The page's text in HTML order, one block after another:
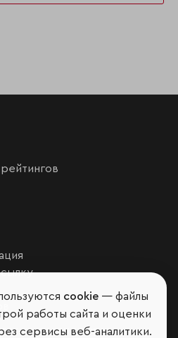
и мессенджерах
cookie — файлы
работы сайта и оценки
сервисы веб-аналитики.